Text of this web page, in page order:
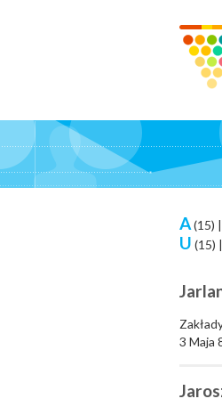
GRAPE - Group for
A(15) |
U (15) |
3 Maja